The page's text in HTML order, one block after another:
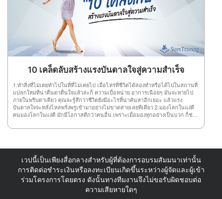
ข้อมูลที่มีสาระกับไม่มีสาระให้ถูกต้อง เพื่อการนำไปใช้ให้เกิดประโยชน์
สูงสุด 10.ความสำคัญของเรื่องที่พูดผู้ฟังต้องวิเคราะห์ถึงความสำคัญและความเป็น
มาของเรื่องที่ผู้พูดให้ดีๆ ว่าผู้พูดได้แสดงความสำคัญเรื่องนั้นๆ อย่างไรบ้าง และมี
ประโยชน์ต่อตัวคุณเองมากน้อยแค่ไหนเพราะการที่เราจดทุกรายละเอียดที่พูด
อาจทำให้ข้อมูลที่สำคัญหล่นหลายไปได้ จึงควรแยะความสำคัญของเรื่องที่ฟังด้วย
ดังนั้น คุณเองก็ต้องย้อนกลับไปอ่านข้อที่ 1 ด้วยว่าตัวคุณเองมีจุดมุ่งหมายอย่างไร
กับการเข้าฟังสัมมนาในครั้งนี้
ต้อนรับแนวคิดใหม่ๆและยอมรับ การเปลี่ยนแปลง 6.ซื่อสัตย์ผู้นำที่ฉลาดไม่กลัวที่
จะสื่อสารความจริงกับคนของพวกเขา ความซื่อสัตย์เป็นเรื่องของความสุจริต ที่จะ
สร้างความไว้วางใจ ความซื่อสัตย์ทำให้เกิดความสัมพันธ์ที่ดีขึ้น 7.หนักแน่นไม่
กลัวปัญหาที่ต้องเผชิญ มีสติและรู้เสมอว่าทุกปัญหา ต้องผ่านไปได้เสมอมีจุดยืน
ของตัวเองกล้าหาญที่จะยืนหยัด รักษาความถูกต้อง แม้จะเจอกับอุปสรรค ผู้นำต้อง
หนักแน่นและไม่ท้อถอยง่ายๆ ไม่งั้นคุณก็ป็นเพียงผู้ที่เกิดมาเพื่ออยู่ ภายใต้บังคับ
บัญชาเท่านั้น 8.ไม่ฝักใฝ่ฝ่ายใดผู้นำที่ดีต้องมีความเป็นกลาง ไม่อคติกับผู้ร่วมงาน
เพราะอาจส่งผลให้คนในทีมเขม่นกันเอง ประสิทธิภาพของงานก็ด้อยลงเพราะทีม
ขาดความสามัคคี 9.ตอบสนองผู้นำที่ดีจะตอบสนองต่อความต้องการของผู้ใต้
บังคับบัญชา รู้จักปรับพฤติกรรมให้เหมาะสมกับสถานการณ์มากที่สุด คอยรับฟังทีม
และให้ความสำคัญกับทีม 10.นอบน้อมความอ่อนน้อมถ่อมตนไม่ได้หมายความว่า
คุณอ่อนแอ หรือไม่มั่นใจในตนเอง แต่ชี้ให้เห็นว่าคุณมีความมั่นใจ ในตนเองและมี
ความตระหนักในตนเองในการรับรู้ คุณค่าของผู้อื่น
10 เคล็ดลับสร้างแรงบันดาลใจสู่ความสำเร็จ
1.ทำสิ่งที่ไม่เคยทำไปในที่ที่ไม่เคยไป เมื่อไหร่ที่ชีวิตได้ลองทำหรือได้ไปในสถานที่
แปลกใหม่ที่น่าตื่นตาตื่นใจแล้วล่ะก็ ความเบื่อหน่าย อาการเนือยๆ มันจะหายไป
ภายในพริบตาเดียว คุณจะรู้สึกว่าชีวิตยังมีอะไรที่น่าค้นหาอีกเยอะ แล้วแรง
บันดาลใจจะหลั่งไหลพรั่งพรูเข้ามาอย่างไม่ขาดสายเลยทีเดียว 2.มองโลกในแง่ดี
คนมองโลกในแง่ดี มักมีโอกาสดีกว่าคนอื่น เพราะเมื่อมองทุกอย่างเป็นบวก ก็ช่วย
เกิดขึ้นมาได้ 3.ควรสร้างทัศนะคติแบบ “ฉันทำได้”นี่คือหนึ่งในทัศนะคติที่สำคัญ
นี้และเราก็จะเห็นเราสามารถทำสิ่งต่างๆได้ ซึ่งจะก่อให้เกิดแรงบันดาลใจที่จะทำ
สิ่งต่างๆให้ประสบความสำเร็จ 4.รู้จักบริหารเวลาได้อย่างมีประสิทธิภาพและชาญ
ฉลาดทุกคนในโลกนี้มีเวลา 24 ชั่วโมงเท่ากันหมด แต่สิ่งที่ทำให้เกิดความแตกต่าง
คือ ใครใช้เวลาที่มีอยู่นั้นได้คุ้มค่ากว่ากัน ได้ทุ่มเทเวลาทั้งหมดไปกับเป้าหมายของ
ตนหรือไม่ เมื่อตระหนักได้ตามนี้จะทำให้รู้ว่าควรมุ่งมั่นต่อเป้าหมายของตนและ
ดำเนินชีวิตได้ดียิ่งขึ้น 5.ความผิดพลาดมีไว้ให้เรียนรู้ไม่ได้มีไว้ให้เจ็บช้ำหรือโศก
เวปนี้เป็นเพียงสื่อกลางสำหรับผู้ที่ต้องการอบรมสัมมนาเท่านั้น
การติดต่อชำระเงินหรือลงทะเบียนเกิดขึ้นระหว่างผู้จัดและผู้เข้า
ร่วมโครงการโดยตรง ดังนั้นทางทีมงานจึงไม่ขอรับผิดชอบต่อ
ความเสียหายใดๆ